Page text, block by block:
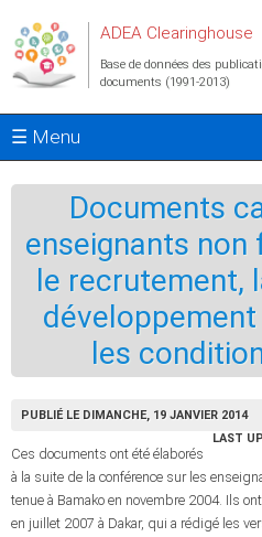
ADEA Clearinghouse
Base de données des
documents (1991-2013)
☰ Menu
Documents
enseignants non
le recrutement,
les
PUBLIÉ LE DIMANCHE, 19 JANVIER 2014
LAST
Ces documents ont été élaborés
à la suite de la conférence sur les
tenue à Bamako en novembre 2004. Ils
en juillet 2007 à Dakar, qui a rédigé les